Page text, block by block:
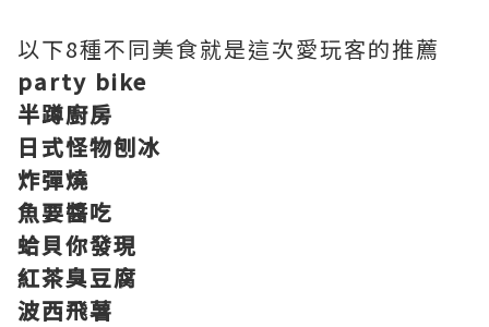
以下8種不同美食就是這次愛玩客的推薦
party bike
半蹲廚房
日式怪物刨冰
炸彈燒
魚要醬吃
蛤貝你發現
紅茶臭豆腐
波西飛薯